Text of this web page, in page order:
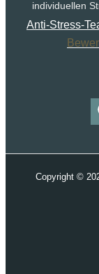
individuellen
Anti-Stress-
Copyright ©